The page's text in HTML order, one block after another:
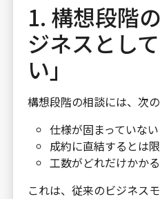
1. 構想段階
ジネスとし
い」
構想段階の相談には、次の
仕様が固まっていない
成約に直結するとは
工数がどれだけかか
これは、従来のビジネス